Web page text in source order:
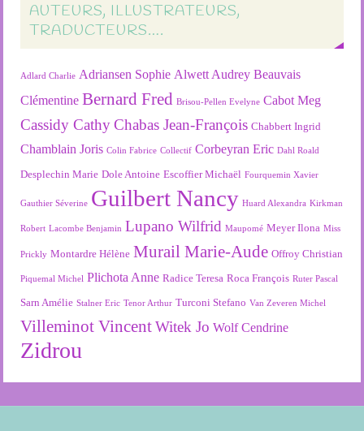
AUTEURS, ILLUSTRATEURS,
TRADUCTEURS….
Adlard Charlie Adriansen Sophie Alwett Audrey Beauvais
Clémentine Bernard Fred Brisou-Pellen Evelyne Cabot Meg
Cassidy Cathy Chabas Jean-François Chabbert Ingrid
Chamblain Joris Colin Fabrice Collectif Corbeyran Eric Dahl Roald
Desplechin Marie Dole Antoine Escoffier Michaël Fourquemin Xavier
Gauthier Séverine Guilbert Nancy Huard Alexandra Kirkman
Robert Lacombe Benjamin Lupano Wilfrid Maupomé Meyer Ilona Miss
Prickly Montardre Hélène Murail Marie-Aude Offroy Christian
Piquemal Michel Plichota Anne Radice Teresa Roca François Ruter Pascal
Sarn Amélie Stalner Eric Tenor Arthur Turconi Stefano Van Zeveren Michel
Villeminot Vincent Witek Jo Wolf Cendrine
Zidrou